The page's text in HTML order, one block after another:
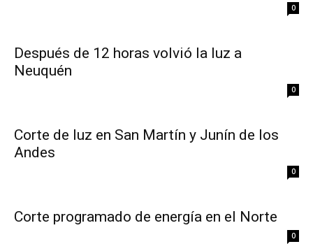
0
Después de 12 horas volvió la luz a
Neuquén
0
Corte de luz en San Martín y Junín de los
Andes
0
Corte programado de energía en el Norte
0